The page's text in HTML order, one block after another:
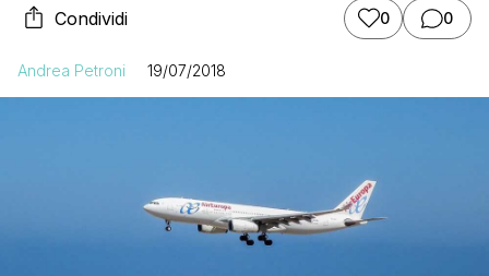
Condividi 0 0
Andrea Petroni 19/07/2018